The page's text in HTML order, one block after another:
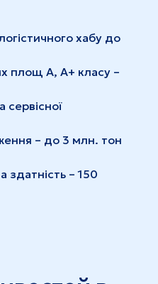
хабу до
площ А, А+ класу –
сервісної
– до 3 млн. тон
здатність – 150